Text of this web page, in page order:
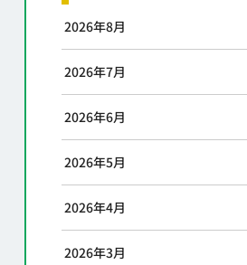
2026年8月
2026年7月
2026年6月
2026年5月
2026年4月
2026年3月